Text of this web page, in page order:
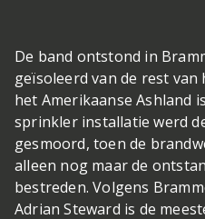
De band ontstond in
geïsoleerd van de rest
het Amerikaanse Ashland
sprinkler installatie werd
gesmoord, toen de
alleen nog maar de
bestreden. Volgens
Adrian Steward is de